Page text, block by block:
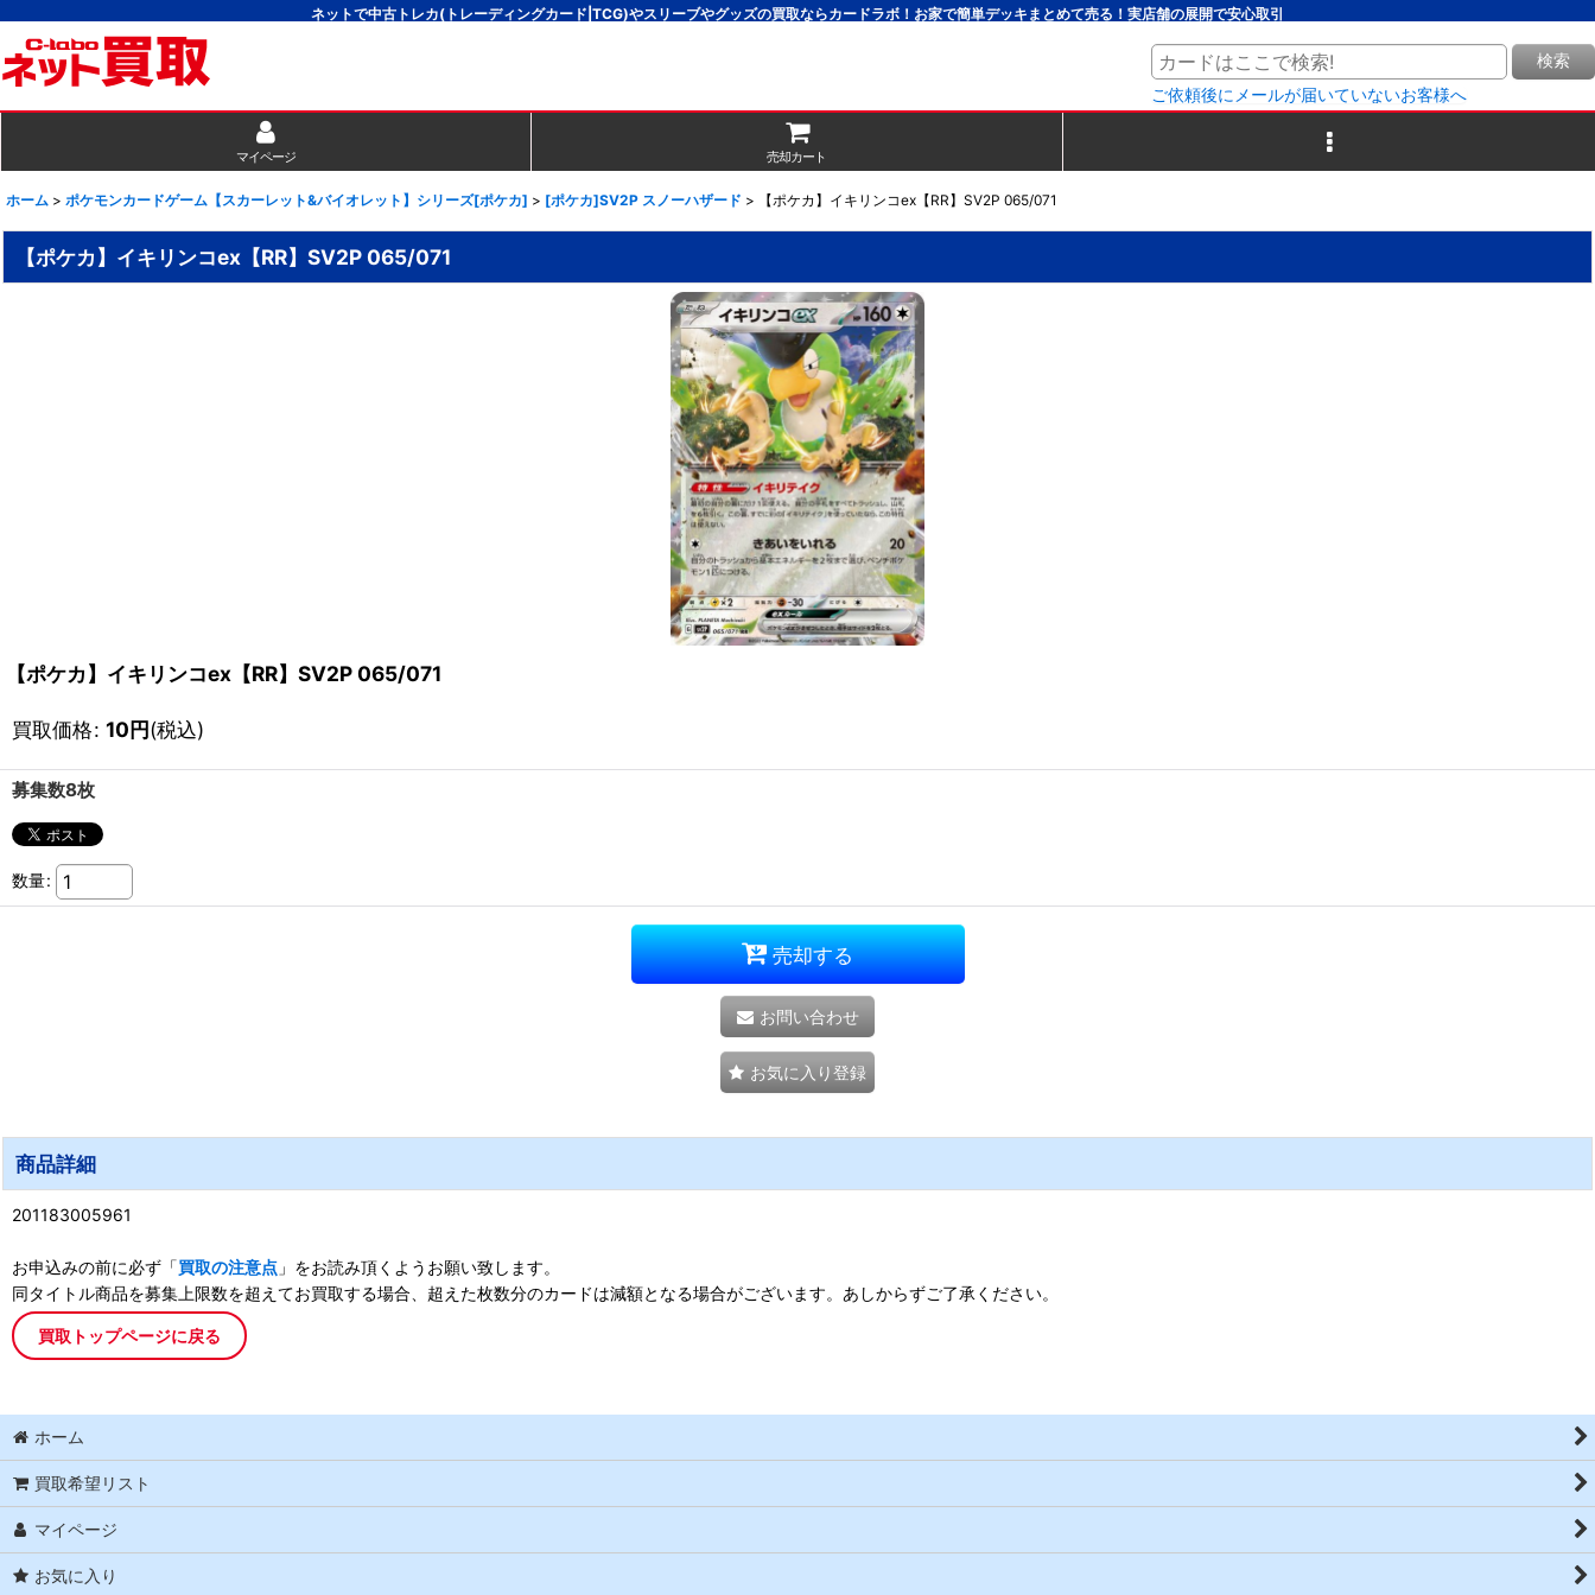
ネットで中古トレカ(トレーディングカード|TCG)やスリーブやグッズの買取ならカードラボ！お家で簡単デッキまとめて売る！実店舗の展開で安心取引
検索
ご依頼後にメールが届いていないお客様へ
マイページ 売却カート
ホーム > ポケモンカードゲーム【スカーレット&バイオレット】シリーズ[ポケカ] > [ポケカ]SV2P スノーハザード > 【ポケカ】イキリンコex【RR】SV2P 065/071
【ポケカ】イキリンコex【RR】SV2P 065/071
【ポケカ】イキリンコex【RR】SV2P 065/071
買取価格: 10円(税込)
募集数8枚
数量:
売却する
お問い合わせ
お気に入り登録
商品詳細
201183005961
お申込みの前に必ず「買取の注意点 」をお読み頂くようお願い致します。
同タイトル商品を募集上限数を超えてお買取する場合、超えた枚数分のカードは減額となる場合がございます。あしからずご了承ください。
買取トップページに戻る
ホーム
買取希望リスト
マイページ
お気に入り